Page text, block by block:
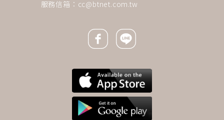
服務信箱： cc@btnet.com.tw
Facebook icon
Line icon